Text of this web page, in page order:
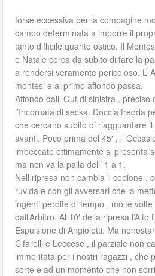
forse eccessiva per la compagine
campo determinata a imporre il
tanto difficile quanto ostico. Il
e Natale cerca da subito di fare la
a rendersi veramente pericoloso. L’
montesi e al primo affondo passa.
Affondo dall’ Out di sinistra ,
l’Incornata di secka. Doccia fredda
che cercano subito di riagguantare
avanti. Poco prima del 45′ , l’
imbeccato ottimamente si presenta
ma non va la palla dell’ 1 a 1.
Nell ripresa non cambia il copione ,
ruvida e con gli avversari che la
ingenti perdite di tempo , molte
dall’Arbitro. Al 10′ della ripresa
Espulsione di Angioletti. Ma
Cifarelli e Leccese , il parziale non
immeritata per i nostri ragazzi , che
sorte e ad un momento che non